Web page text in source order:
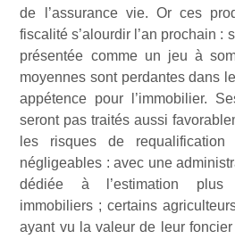
de l’assurance vie. Or ces
fiscalité s’alourdir l’an prochain :
présentée comme un jeu à
moyennes sont perdantes dans
appétence pour l’immobilier.
seront pas traités aussi
les risques de
négligeables : avec une
dédiée à l’estimation
immobiliers ; certains
ayant vu la valeur de leur